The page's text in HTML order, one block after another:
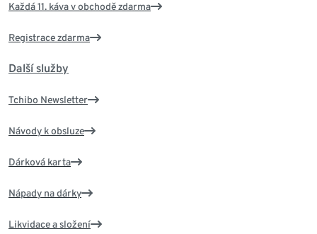
Každá 11. káva v obchodě zdarma
Registrace zdarma
Další služby
Tchibo Newsletter
Návody k obsluze
Dárková karta
Nápady na dárky
Likvidace a složení